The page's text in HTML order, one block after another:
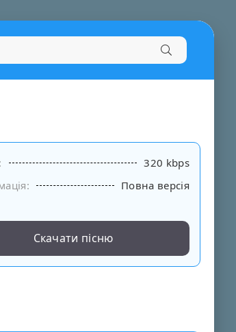
320 kbps
Повна версія
Скачати пісню